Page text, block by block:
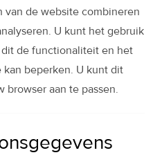
de website combineren
U kunt het gebruik
de functionaliteit en het
beperken. U kunt dit
aan te passen.